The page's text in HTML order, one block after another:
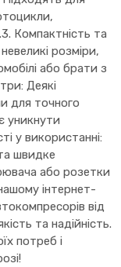
Компактність та
розміри,
або брати з
Деякі
для точного
уникнути
у використанні:
та швидке
або розетки
інтернет-
від
та надійність.
потреб і